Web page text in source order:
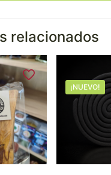
relacionados
¡NUEVO!